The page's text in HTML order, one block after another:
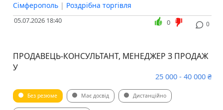
Сімферополь | Роздрібна торгівля
05.07.2026 18:40 0
0
ПРОДАВЕЦЬ-КОНСУЛЬТАНТ, МЕНЕДЖЕР З ПРОДАЖ
У
25 000 - 40 000 ₴
Без резюме Має досвід Дистанційно